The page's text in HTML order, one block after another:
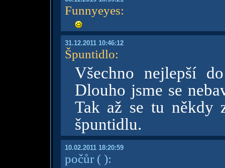
Funnyeyes:
31.12.2011 10:46:12
Špuntidlo:
Všechno nejlepší
Dlouho jsme se
Tak až se tu někdy
špuntidlu.
10.02.2011 18:20:59
počůr( ):